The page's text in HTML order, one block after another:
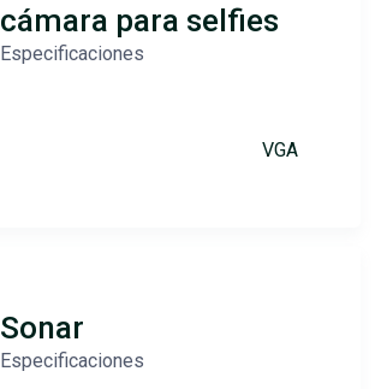
cámara para selfies
Especificaciones
VGA
Sonar
Especificaciones